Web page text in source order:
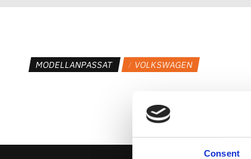
Consent
MODELLANPASSAT VOLKSWAGEN